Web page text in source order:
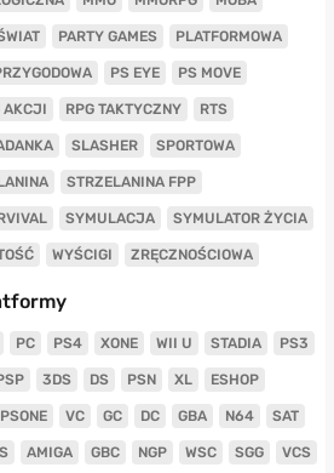
PARTY GAMES PLATFORMOWA
PS EYE PS MOVE
AKCJI RPG TAKTYCZNY RTS
SLASHER SPORTOWA
STRZELANINA FPP
SYMULACJA SYMULATOR ŻYCIA
WYŚCIGI ZRĘCZNOŚCIOWA
PC PS4 XONE WII U STADIA PS3
3DS DS PSN XL ESHOP
PSONE VC GC DC GBA N64 SAT
AMIGA GBC NGP WSC SGG VCS